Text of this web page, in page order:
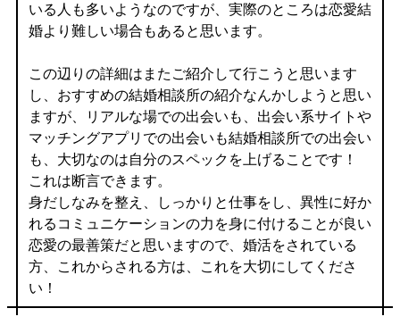
いる人も多いようなのですが、実際のところは恋愛結
婚より難しい場合もあると思います。
この辺りの詳細はまたご紹介して行こうと思います
し、おすすめの結婚相談所の紹介なんかしようと思い
ますが、リアルな場での出会いも、出会い系サイトや
マッチングアプリでの出会いも結婚相談所での出会い
も、大切なのは自分のスペックを上げることです！
これは断言できます。
身だしなみを整え、しっかりと仕事をし、異性に好か
れるコミュニケーションの力を身に付けることが良い
恋愛の最善策だと思いますので、婚活をされている
方、これからされる方は、これを大切にしてくださ
い！